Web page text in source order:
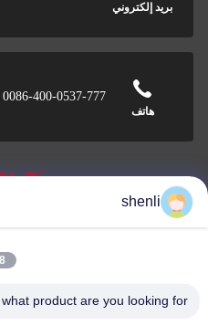
إلكتروني
0086-400-0537-777
Rigging Co., Ltd.
shenli
day, what product are you looking